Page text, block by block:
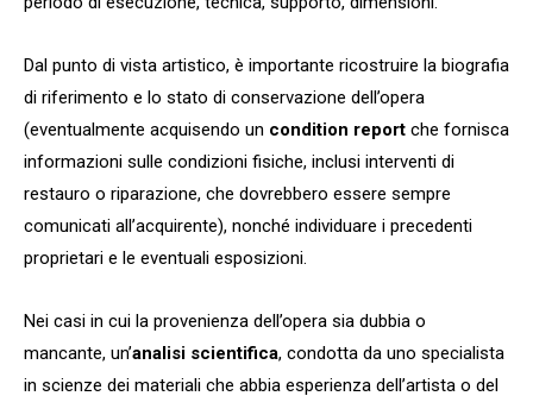
Dal punto di vista artistico, è importante ricostruire la biografia
di riferimento e lo stato di conservazione dell’opera
(eventualmente acquisendo un condition report che fornisca
informazioni sulle condizioni fisiche, inclusi interventi di
restauro o riparazione, che dovrebbero essere sempre
comunicati all’acquirente), nonché individuare i precedenti
proprietari e le eventuali esposizioni.
Nei casi in cui la provenienza dell’opera sia dubbia o
mancante, un’analisi scientifica, condotta da uno specialista
in scienze dei materiali che abbia esperienza dell’artista o del